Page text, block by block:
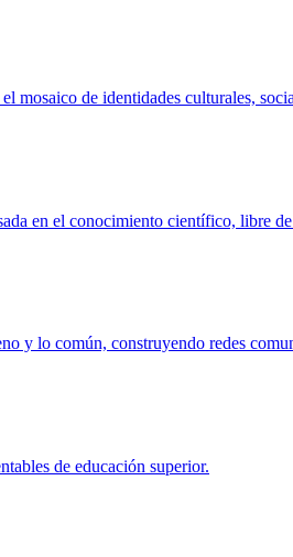
mosaico de identidades culturales,
en el conocimiento científico, libre
y lo común, construyendo redes
de educación superior.